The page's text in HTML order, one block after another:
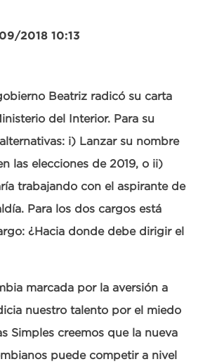
2018 10:13
Beatriz radicó su carta
del Interior. Para su
i) Lanzar su nombre
las elecciones de 2019, o ii)
trabajando con el aspirante de
Para los dos cargos está
¿Hacia donde debe dirigir el
marcada por la aversión a
nuestro talento por el miedo
Simples creemos que la nueva
puede competir a nivel